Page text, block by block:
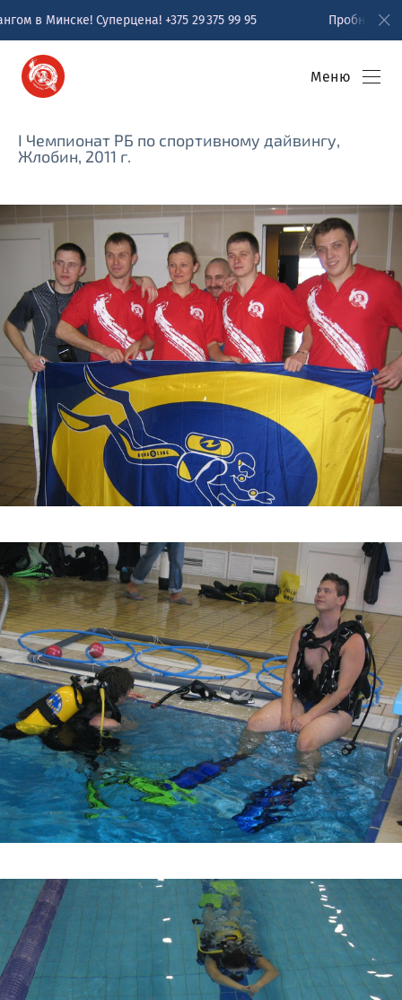
+375 29 375 99 95 Пробное погружение с
Меню
I Чемпионат РБ по спортивному дайвингу,
Жлобин, 2011 г.